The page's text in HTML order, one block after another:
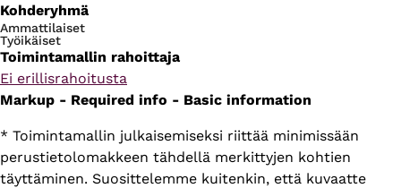
Kohderyhmä
Ammattilaiset
Työikäiset
Toimintamallin rahoittaja
Ei erillisrahoitusta
Markup - Required info - Basic information
* Toimintamallin julkaisemiseksi riittää minimissään
perustietolomakkeen tähdellä merkittyjen kohtien
täyttäminen. Suosittelemme kuitenkin, että kuvaatte